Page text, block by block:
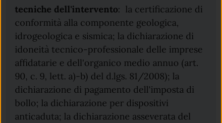
tecniche dell'intervento: la certificazione di
conformità alla componente geologica,
idrogeologica e sismica; la dichiarazione di
idoneità tecnico-professionale delle imprese
affidatarie e dell'organico medio annuo (art.
90, c. 9, lett. a)-b) del d.lgs. 81/2008); la
dichiarazione di pagamento dell'imposta di
bollo; la dichiarazione per dispositivi
anticaduta; la dichiarazione asseverata del